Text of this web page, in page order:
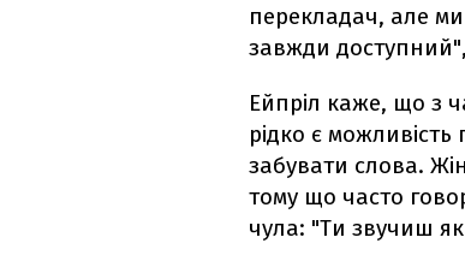
перекладач, але
завжди
Ейпріл каже, що з
рідко є
забувати слова.
тому що часто
чула: "Ти звучиш